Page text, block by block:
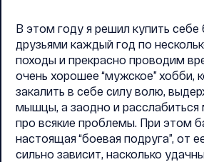
В этом году я решил купить
друзьями каждый год по
походы и прекрасно проводим
очень хорошее “мужское” хобби,
закалить в себе силу волю,
мышцы, а заодно и расслабиться
про всякие проблемы. При этом
настоящая “боевая подруга”, от
сильно зависит, насколько